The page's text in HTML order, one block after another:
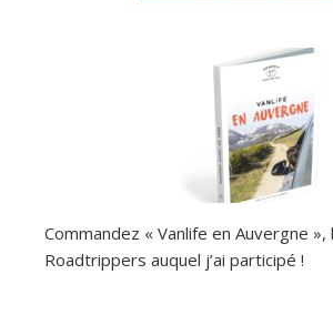
Commandez « Vanlife en Auvergne
Roadtrippers auquel j’ai participé !